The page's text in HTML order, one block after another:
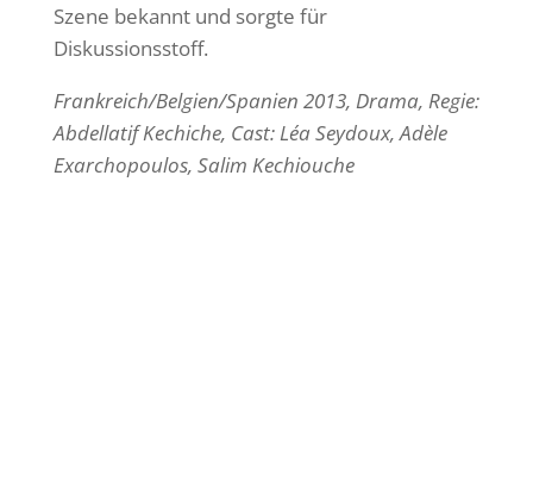
Szene bekannt und sorgte für
Diskussionsstoff.
Frankreich/Belgien/Spanien 2013, Drama, Regie:
Abdellatif Kechiche, Cast: Léa Seydoux, Adèle
Exarchopoulos, Salim Kechiouche